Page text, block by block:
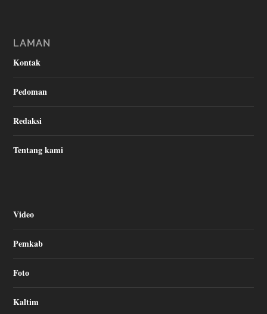
LAMAN
Kontak
Pedoman
Redaksi
Tentang kami
Video
Pemkab
Foto
Kaltim